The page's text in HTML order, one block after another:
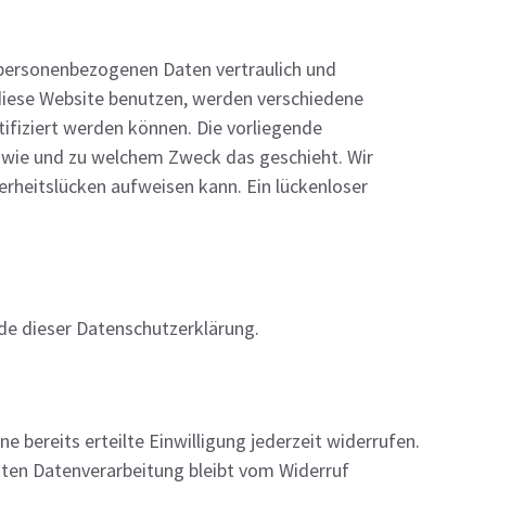
Daten vertraulich und
Website benutzen, werden verschiedene
werden können. Die vorliegende
und zu welchem Zweck das geschieht. Wir
aufweisen kann. Ein lückenloser
dieser Datenschutzerklärung.
bereits erteilte Einwilligung jederzeit widerrufen.
Datenverarbeitung bleibt vom Widerruf